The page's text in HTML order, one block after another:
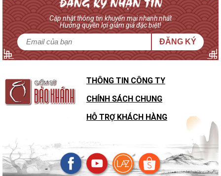
Cập nhật thông tin khuyến mại nhanh nhất
Hưởng quyền lợi giảm giá đặc biệt!
ĐĂNG KÝ
THÔNG TIN CÔNG TY
CHÍNH SÁCH CHUNG
HỖ TRỢ KHÁCH HÀNG